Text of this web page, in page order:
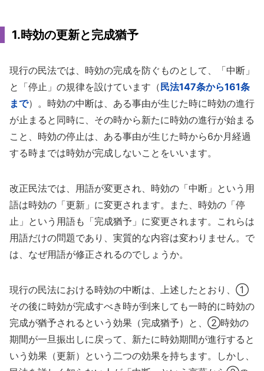
1.時効の更新と完成猶予
現行の民法では、時効の完成を防ぐものとして、「中断」
と「停止」の規律を設けています（民法147条から161条
まで）。時効の中断は、ある事由が生じた時に時効の進行
が止まると同時に、その時から新たに時効の進行が始まる
こと、時効の停止は、ある事由が生じた時から6か月経過
する時までは時効が完成しないことをいいます。
改正民法では、用語が変更され、時効の「中断」という用
語は時効の「更新」に変更されます。また、時効の「停
止」という用語も「完成猶予」に変更されます。これらは
用語だけの問題であり、実質的な内容は変わりません。で
は、なぜ用語が修正されるのでしょうか。
現行の民法における時効の中断は、上述したとおり、①
その後に時効が完成すべき時が到来しても一時的に時効の
完成が猶予されるという効果（完成猶予）と、②時効の
期間が一旦振出しに戻って、新たに時効期間が進行すると
いう効果（更新）という二つの効果を持ちます。しかし、